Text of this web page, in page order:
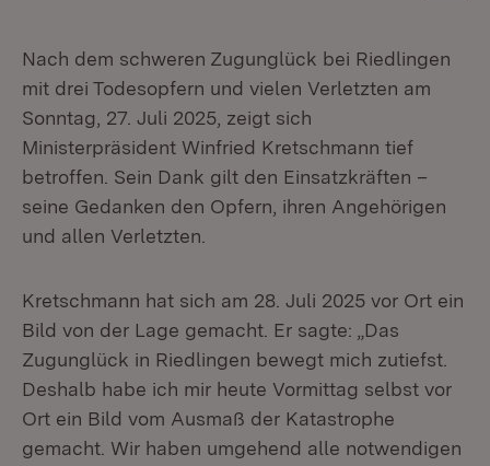
Nach dem schweren Zugunglück bei Riedlingen
mit drei Todesopfern und vielen Verletzten am
Sonntag, 27. Juli 2025, zeigt sich
Ministerpräsident Winfried Kretschmann tief
betroffen. Sein Dank gilt den Einsatzkräften –
seine Gedanken den Opfern, ihren Angehörigen
und allen Verletzten.
Kretschmann hat sich am 28. Juli 2025 vor Ort ein
Bild von der Lage gemacht. Er sagte: „Das
Zugunglück in Riedlingen bewegt mich zutiefst.
Deshalb habe ich mir heute Vormittag selbst vor
Ort ein Bild vom Ausmaß der Katastrophe
gemacht. Wir haben umgehend alle notwendigen